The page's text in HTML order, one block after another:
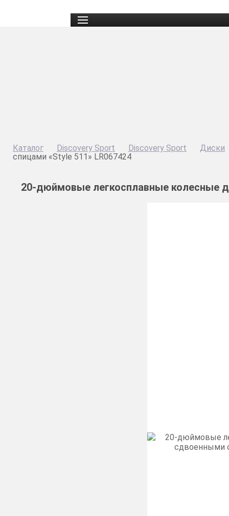
Каталог Discovery Sport Discovery Sport
Диски
спицами «Style 511» LR067424
20-дюймовые легкосплавные колесные